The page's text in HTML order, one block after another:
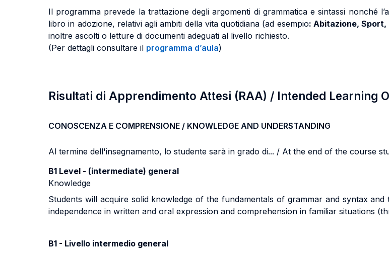
Il programma prevede la trattazione degli argomenti di grammatica e sintassi nonché
libro in adozione, relativiagli ambiti della vita quotidiana (ad esempio: Abitazione,
inoltre ascolti o letture di documenti adeguati al livello richiesto.
(Per dettagli consultare il programma d’aula)
Risultati di Apprendimento Attesi (RAA) / Intended Learning
CONOSCENZA E COMPRENSIONE / KNOWLEDGE AND UNDERSTANDING
Al termine dell'insegnamento, lo studente sarà in grado di... / At the end of the course
B1 Level - (intermediate) general
Knowledge
Students will acquire solid knowledge of the fundamentals of grammar and syntax
independence in written and oral expression and comprehension in familiar situations
B1 - Livello intermedio general